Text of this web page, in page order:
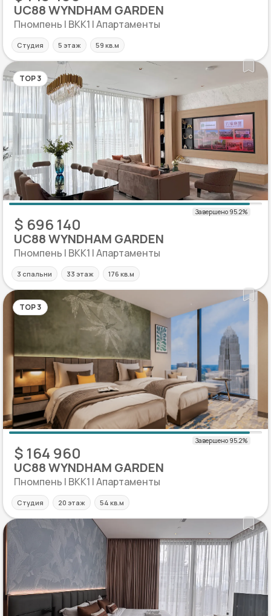
UC88 WYNDHAM GARDEN
Пномпень | BKK1 | Апартаменты
Студия 5 этаж 59 кв.м
TOP 3
$ 696 140
UC88 WYNDHAM GARDEN
Пномпень | BKK1 | Апартаменты
3 спальни 33 этаж 176 кв.м
TOP 3
$ 164 960
UC88 WYNDHAM GARDEN
Пномпень | BKK1 | Апартаменты
Студия 20 этаж 54 кв.м